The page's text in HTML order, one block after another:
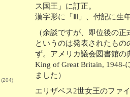
(204)
ス国王」に訂正。
漢字形に「Ⅲ」、付記に生
（余談ですが、即位後の
というのは発表されたも
ず。アメリカ議会図書館の
King of Great Britain, 1948-
ました）
エリザベス2世女王のファ